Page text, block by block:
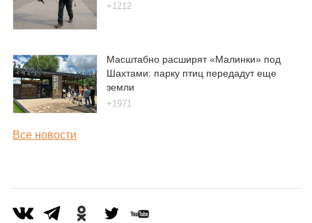
+1212
Масштабно расширят «Малинки» под
Шахтами: парку птиц передадут еще
земли
+1971
Все новости